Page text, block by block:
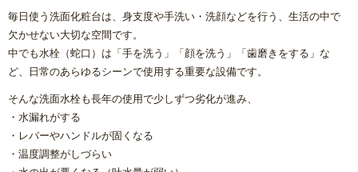
内窓リフォーム
玄関ドアリフォーム
防犯対策リフォーム
遮熱対策リフォーム
毎日使う洗面化粧台は、身支度や手洗い・洗顔などを行う、生活の中で
欠かせない大切な空間です。
中でも水栓（蛇口）は「手を洗う」「顔を洗う」「歯磨きをする」な
ど、日常のあらゆるシーンで使用する重要な設備です。
そんな洗面水栓も長年の使用で少しずつ劣化が進み、
・水漏れがする
・レバーやハンドルが固くなる
・温度調整がしづらい